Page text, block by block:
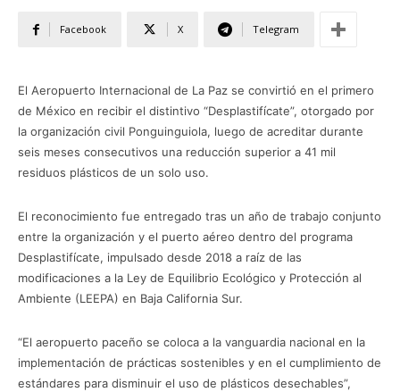
Facebook X Telegram
El Aeropuerto Internacional de La Paz se convirtió en el primero
de México en recibir el distintivo “Desplastifícate”, otorgado por
la organización civil Ponguinguiola, luego de acreditar durante
seis meses consecutivos una reducción superior a 41 mil
residuos plásticos de un solo uso.
El reconocimiento fue entregado tras un año de trabajo conjunto
entre la organización y el puerto aéreo dentro del programa
Desplastifícate, impulsado desde 2018 a raíz de las
modificaciones a la Ley de Equilibrio Ecológico y Protección al
Ambiente (LEEPA) en Baja California Sur.
“El aeropuerto paceño se coloca a la vanguardia nacional en la
implementación de prácticas sostenibles y en el cumplimiento de
estándares para disminuir el uso de plásticos desechables”,